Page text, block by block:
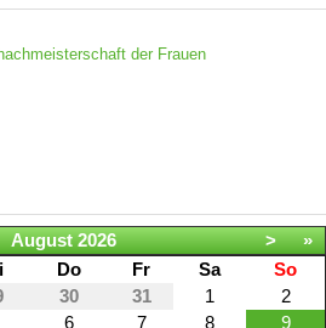
der Frauen
August 2026 >
»
Do Fr Sa
So
30 31 1
2
6 7 8
9